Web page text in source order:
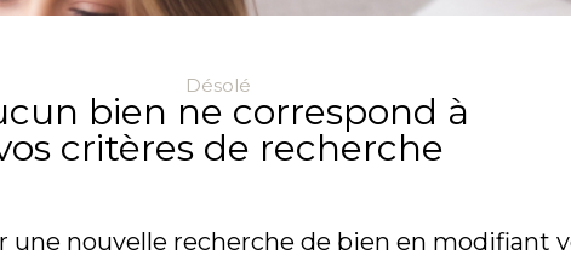
Désolé
bien ne correspond à
critères de recherche
une nouvelle recherche de bien en modifiant